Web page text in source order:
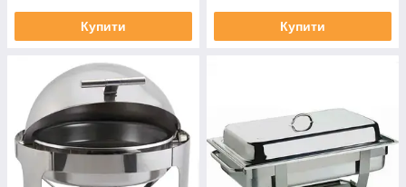
Купити Купити